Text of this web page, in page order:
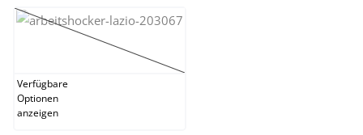
weiß
(Diese Option ist zurzeit nicht verfügbar.)
Verfügbare
Optionen
anzeigen